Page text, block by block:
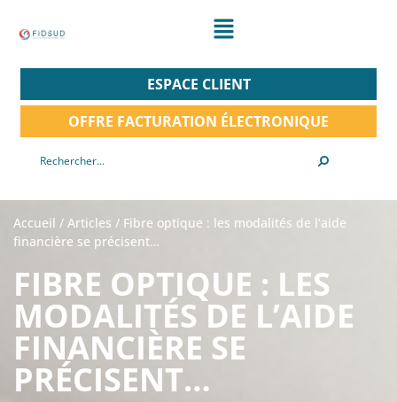
ESPACE CLIENT
OFFRE FACTURATION ÉLECTRONIQUE
Accueil / Articles / Fibre optique : les modalités de l’aide
financière se précisent…
FIBRE OPTIQUE : LES
MODALITÉS DE L’AIDE
FINANCIÈRE SE
PRÉCISENT…